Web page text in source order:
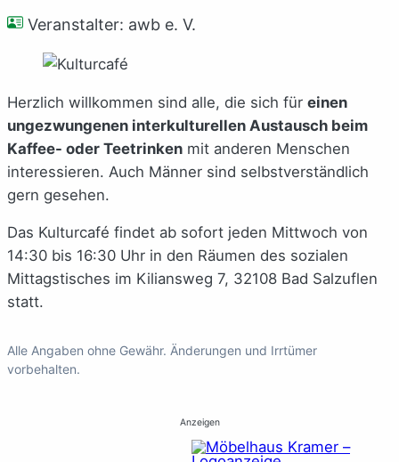
Veranstalter: awb e. V.
Herzlich willkommen sind alle, die sich für einen
ungezwungenen interkulturellen Austausch beim
Kaffee- oder Teetrinken mit anderen Menschen
interessieren. Auch Männer sind selbstverständlich
gern gesehen.
Das Kulturcafé findet ab sofort jeden Mittwoch von
14:30 bis 16:30 Uhr in den Räumen des sozialen
Mittagstisches im Kiliansweg 7, 32108 Bad Salzuflen
statt.
Alle Angaben ohne Gewähr. Änderungen und Irrtümer
vorbehalten.
Anzeigen